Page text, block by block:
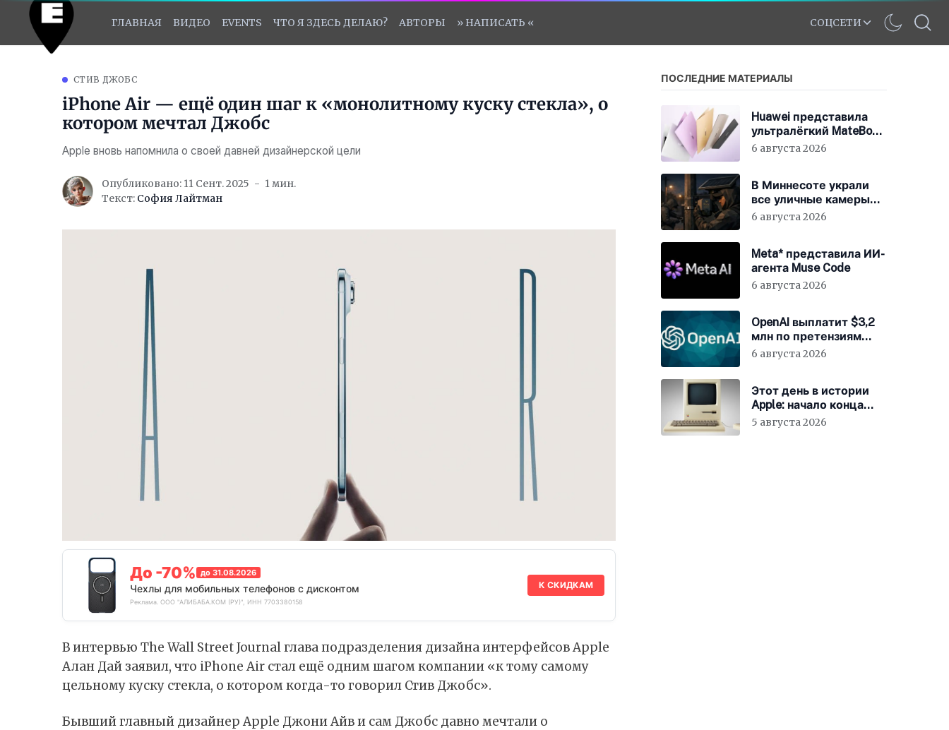
ГЛАВНАЯ ВИДЕО EVENTS ЧТО Я ЗДЕСЬ ДЕЛАЮ? АВТОРЫ » НАПИСАТЬ « СОЦСЕТИ
СТИВ ДЖОБС
iPhone Air — ещё один шаг к «монолитному куску стекла», о
котором мечтал Джобс
Apple вновь напомнила о своей давней дизайнерской цели
Опубликовано: 11 Сент. 2025
1 мин.
Текст: София Лайтман
До -70% до 31.08.2026
Чехлы для мобильных телефонов с дисконтом
Реклама. ООО "АЛИБАБА.КОМ (РУ)", ИНН 7703380158
К СКИДКАМ
В интервью The Wall Street Journal глава подразделения дизайна интерфейсов Apple
Алан Дай заявил, что iPhone Air стал ещё одним шагом компании «к тому самому
цельному куску стекла, о котором когда-то говорил Стив Джобс».
Бывший главный дизайнер Apple Джони Айв и сам Джобс давно мечтали о
ПОСЛЕДНИЕ МАТЕРИАЛЫ
Huawei представила
ультралёгкий MateBook
Pro S
6 августа 2026
В Миннесоте украли
все уличные камеры
наблюдения
6 августа 2026
Meta* представила ИИ-
агента Muse Code
6 августа 2026
OpenAI выплатит $3,2
млн по претензиям
Минюста США
6 августа 2026
Этот день в истории
Apple: начало конца
для клонов Mac
5 августа 2026